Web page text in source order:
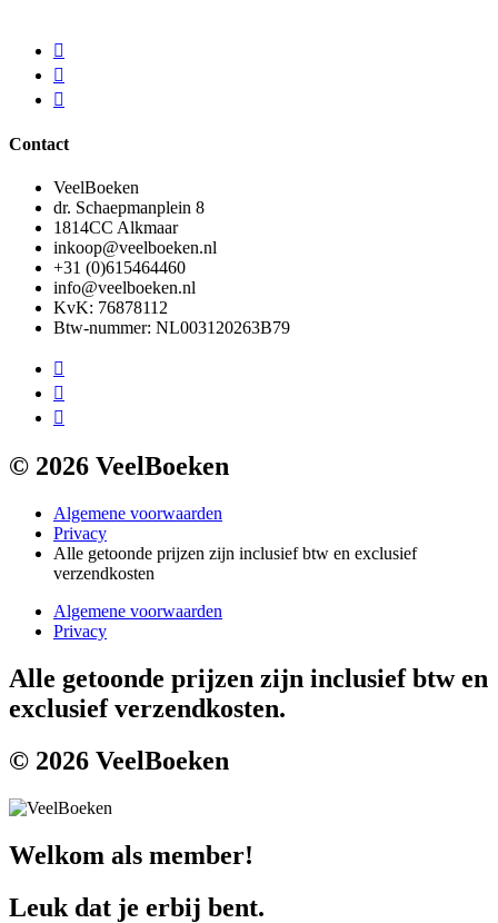
Contact
VeelBoeken
dr. Schaepmanplein 8
1814CC Alkmaar
inkoop@veelboeken.nl
+31 (0)615464460
info@veelboeken.nl
KvK: 76878112
Btw-nummer: NL003120263B79
© 2026 VeelBoeken
Algemene voorwaarden
Privacy
Alle getoonde prijzen zijn inclusief btw en exclusief
verzendkosten
Algemene voorwaarden
Privacy
Alle getoonde prijzen zijn inclusief btw en
exclusief verzendkosten.
© 2026 VeelBoeken
Welkom als member!
Leuk dat je erbij bent.